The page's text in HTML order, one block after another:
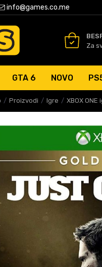
info@games.co.me
PREKO 50 EURSIGURNO PLAĆANJE
Za
GTA 6 NOVO
Proizvodi Igre XBOX ONE